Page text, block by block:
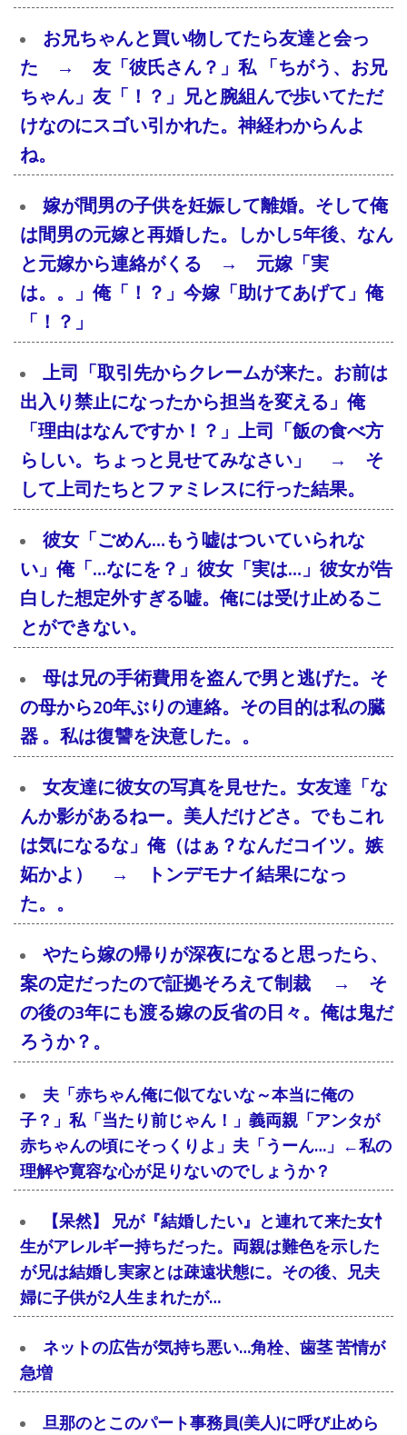
お兄ちゃんと買い物してたら友達と会っ
た → 友「彼氏さん？」私 「ちがう、お兄
ちゃん」友「！？」兄と腕組んで歩いてただ
けなのにスゴい引かれた。神経わからんよ
ね。
嫁が間男の子供を妊娠して離婚。そして俺
は間男の元嫁と再婚した。しかし5年後、なん
と元嫁から連絡がくる → 元嫁「実
は。。」俺「！？」今嫁「助けてあげて」俺
「！？」
上司「取引先からクレームが来た。お前は
出入り禁止になったから担当を変える」俺
「理由はなんですか！？」上司「飯の食べ方
らしい。ちょっと見せてみなさい」 → そ
して上司たちとファミレスに行った結果。
彼女「ごめん…もう嘘はついていられな
い」俺「…なにを？」彼女「実は…」彼女が告
白した想定外すぎる嘘。俺には受け止めるこ
とができない。
母は兄の手術費用を盗んで男と逃げた。そ
の母から20年ぶりの連絡。その目的は私の臓
器 。私は復讐を決意した。。
女友達に彼女の写真を見せた。女友達「な
んか影があるねー。美人だけどさ。でもこれ
は気になるな」俺（はぁ？なんだコイツ。嫉
妬かよ） → トンデモナイ結果になっ
た。。
やたら嫁の帰りが深夜になると思ったら、
案の定だったので証拠そろえて制裁 → そ
の後の3年にも渡る嫁の反省の日々。俺は鬼だ
ろうか？。
夫「赤ちゃん俺に似てないな～本当に俺の
子？」私「当たり前じゃん！」義両親「アンタが
赤ちゃんの頃にそっくりよ」夫「うーん…」←私の
理解や寛容な心が足りないのでしょうか？
【呆然】 兄が『結婚したい』と連れて来た女忄
生がアレルギー持ちだった。両親は難色を示した
が兄は結婚し実家とは疎遠状態に。その後、兄夫
婦に子供が2人生まれたが…
ネットの広告が気持ち悪い…角栓、歯茎 苦情が
急増
旦那のとこのパート事務員(美人)に呼び止めら